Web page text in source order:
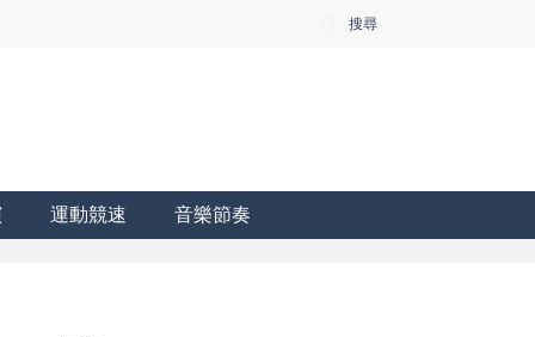
搜尋
運動競速 音樂節奏